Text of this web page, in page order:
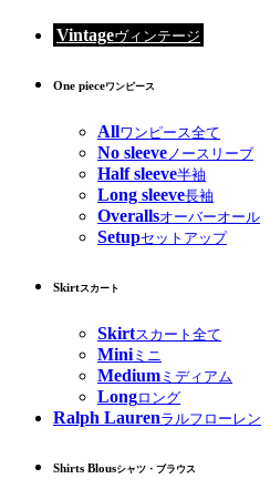
Vintageヴィンテージ
One pieceワンピース
Allワンピース全て
No sleeveノースリーブ
Half sleeve半袖
Long sleeve長袖
Overallsオーバーオール
Setupセットアップ
Skirtスカート
Skirtスカート全て
Miniミニ
Medium ミディアム
Longロング
Ralph Laurenラルフローレン
Shirts Blousシャツ・ブラウス